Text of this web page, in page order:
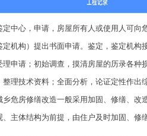
定中心，申请，房屋所有人或使用人可
定机构）提出书面申请。鉴定，鉴定机
理申请；初始调查，摸清房屋的历录各
整理技术资料；全面分析，论证定性作
乡危房修缮改造一般采用加固、修缮、
主体结构为前提，由住户及时加固、修